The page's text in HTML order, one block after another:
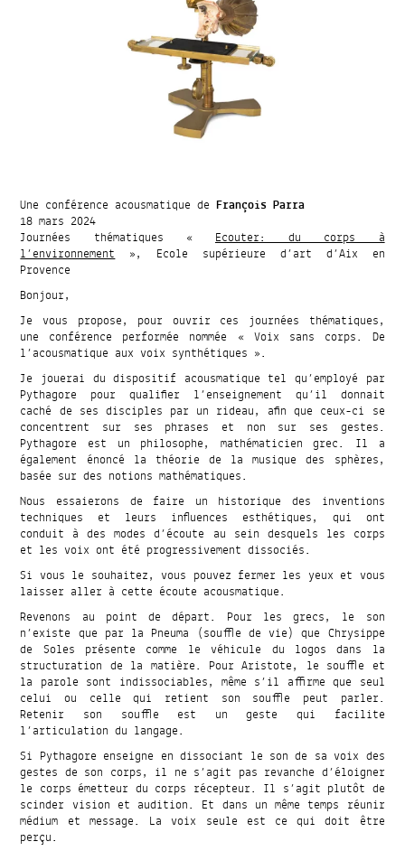
Une conférence acousmatique deFrançois Parra
18 mars 2024
Journées thématiques « Ecouter: du corps à
l’environnement», Ecole supérieure d’art d’Aix en
Provence
Bonjour,
Je vous propose, pour ouvrir ces journées thématiques,
une conférence performée nommée « Voix sans corps. De
l’acousmatique aux voix synthétiques ».
Je jouerai du dispositif acousmatique tel qu’employé par
Pythagore pour qualifier l’enseignement qu’il donnait
caché de ses disciples par un rideau, afin que ceux-ci se
concentrent sur ses phrases et non sur ses gestes.
Pythagore est un philosophe, mathématicien grec. Il a
également énoncé la théorie de la musique des sphères,
basée sur des notions mathématiques.
Nous essaierons de faire un historique des inventions
techniques et leurs influences esthétiques, qui ont
conduit à des modes d’écoute au sein desquels les corps
et les voix ont été progressivement dissociés.
Si vous le souhaitez, vous pouvez fermer les yeux et vous
laisser aller à cette écoute acousmatique.
Revenons au point de départ. Pour les grecs, le son
n’existe que par la Pneuma (souffle de vie) que Chrysippe
de Soles présente comme le véhicule du logos dans la
structuration de la matière. Pour Aristote, le souffle et
la parole sont indissociables, même s’il affirme que seul
celui ou celle qui retient son souffle peut parler.
Retenir son souffle est un geste qui facilite
l’articulation du langage.
Si Pythagore enseigne en dissociant le son de sa voix des
gestes de son corps, il ne s’agit pas revanche d’éloigner
le corps émetteur du corps récepteur. Il s’agit plutôt de
scinder vision et audition. Et dans un même temps réunir
médium et message. La voix seule est ce qui doit être
perçu.